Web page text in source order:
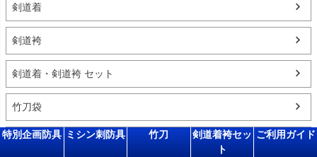
剣道着
剣道袴
剣道着・剣道袴 セット
竹刀袋
防具袋
特別企画防具 ミシン刺防具 竹刀
剣道着袴セッ
ト
ご利用ガイド